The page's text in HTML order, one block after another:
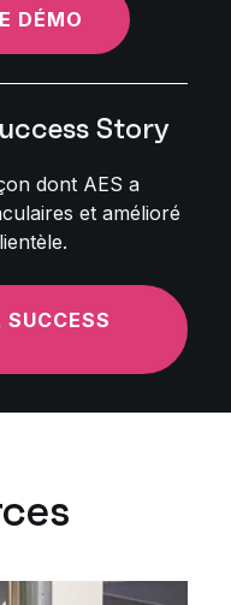
DÉMO
Story
dont AES a
et amélioré
SUCCESS